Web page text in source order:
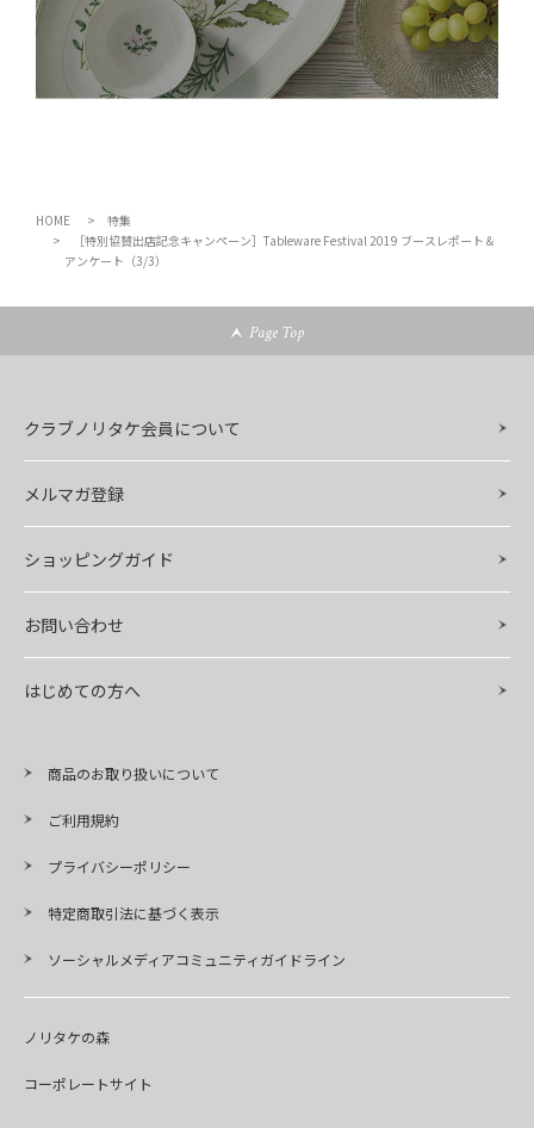
HOME
特集
［特別協賛出店記念キャンペーン］Tableware Festival 2019 ブースレポート＆
アンケート（3/3）
Page Top
クラブノリタケ会員について
メルマガ登録
ショッピングガイド
お問い合わせ
はじめての方へ
商品のお取り扱いについて
ご利用規約
プライバシーポリシー
特定商取引法に基づく表示
ソーシャルメディアコミュニティガイドライン
ノリタケの森
コーポレートサイト